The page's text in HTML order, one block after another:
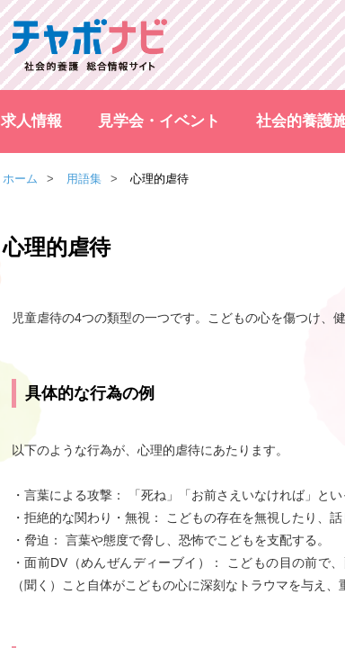
求人情報 見学会・イベント 社会的養護
ホーム 用語集 心理的虐待
心理的虐待
児童虐待の4つの類型の一つです。こどもの心を傷つけ、
具体的な行為の例
以下のような行為が、心理的虐待にあたります。
・言葉による攻撃： 「死ね」「お前さえいなければ」と
・拒絶的な関わり・無視： こどもの存在を無視したり、
・脅迫： 言葉や態度で脅し、恐怖でこどもを支配する。
・面前DV（めんぜんディーブイ）： こどもの目の前で
（聞く）こと自体がこどもの心に深刻なトラウマを与え、